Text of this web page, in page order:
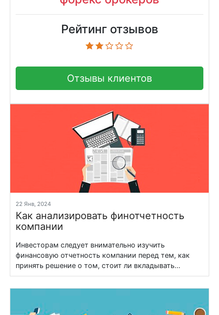
Рейтинг отзывов
Отзывы клиентов
22 Янв, 2024
Как анализировать финотчетность
компании
Инвесторам следует внимательно изучить
финансовую отчетность компании перед тем, как
принять решение о том, стоит ли вкладывать...